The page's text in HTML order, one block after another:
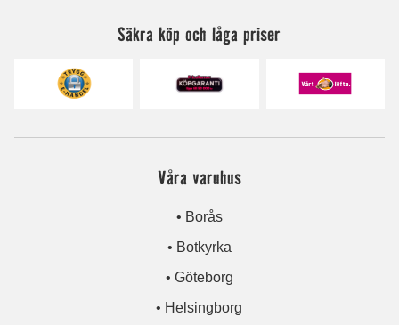
Säkra köp och låga priser
Våra varuhus
• Borås
• Botkyrka
• Göteborg
• Helsingborg